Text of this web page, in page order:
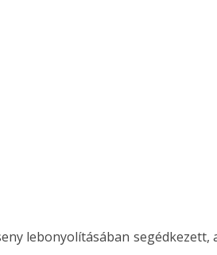
lebonyolításában segédkezett,